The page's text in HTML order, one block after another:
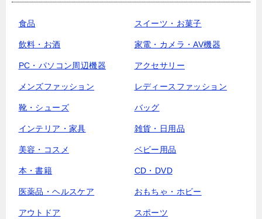
食品 スイーツ・お菓子
飲料・お酒 家電・カメラ・AV機器
PC・パソコン周辺機器 アクセサリー
メンズファッション レディースファッション
靴・シューズ バッグ
インテリア・家具 雑貨・日用品
美容・コスメ ベビー用品
本・書籍 CD・DVD
医薬品・ヘルスケア おもちゃ・ホビー
アウトドア スポーツ